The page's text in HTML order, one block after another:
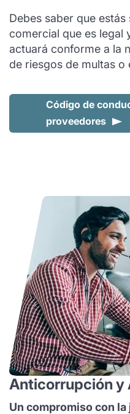
Debes saber que
comercial que es legal
actuará conforme a la
de riesgos de multas o
Código de
proveedores
Anticorrupción y
Un compromiso con